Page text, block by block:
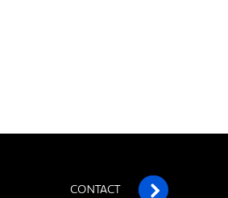
CONTACT